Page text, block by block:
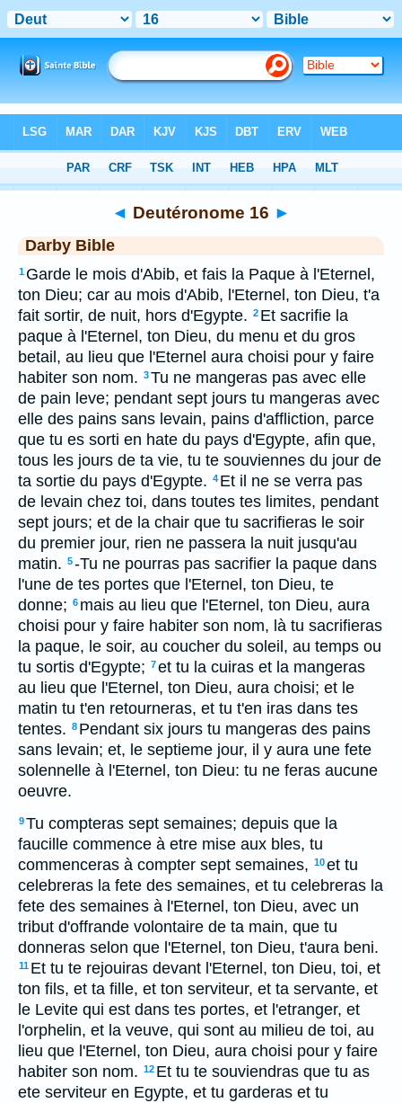
> Deutéronome 16
◄ Deutéronome 16 ►
Darby Bible
1 Garde le mois d'Abib, et fais la Paque à l'Eternel,
ton Dieu; car au mois d'Abib, l'Eternel, ton Dieu, t'a
fait sortir, de nuit, hors d'Egypte. 2 Et sacrifie la
paque à l'Eternel, ton Dieu, du menu et du gros
betail, au lieu que l'Eternel aura choisi pour y faire
habiter son nom. 3Tu ne mangeras pas avec elle
de pain leve; pendant sept jours tu mangeras avec
elle des pains sans levain, pains d'affliction, parce
que tu es sorti en hate du pays d'Egypte, afin que,
tous les jours de ta vie, tu te souviennes du jour de
ta sortie du pays d'Egypte. 4 Et il ne se verra pas
de levain chez toi, dans toutes tes limites, pendant
sept jours; et de la chair que tu sacrifieras le soir
du premier jour, rien ne passera la nuit jusqu'au
matin. 5-Tu ne pourras pas sacrifier la paque dans
l'une de tes portes que l'Eternel, ton Dieu, te
donne; 6 mais au lieu que l'Eternel, ton Dieu, aura
choisi pour y faire habiter son nom, là tu sacrifieras
la paque, le soir, au coucher du soleil, au temps ou
tu sortis d'Egypte; 7et tu la cuiras et la mangeras
au lieu que l'Eternel, ton Dieu, aura choisi; et le
matin tu t'en retourneras, et tu t'en iras dans tes
tentes. 8 Pendant six jours tu mangeras des pains
sans levain; et, le septieme jour, il y aura une fete
solennelle à l'Eternel, ton Dieu: tu ne feras aucune
oeuvre.
9Tu compteras sept semaines; depuis que la
faucille commence à etre mise aux bles, tu
commenceras à compter sept semaines, 10et tu
celebreras la fete des semaines, et tu celebreras la
fete des semaines à l'Eternel, ton Dieu, avec un
tribut d'offrande volontaire de ta main, que tu
donneras selon que l'Eternel, ton Dieu, t'aura beni.
11 Et tu te rejouiras devant l'Eternel, ton Dieu, toi, et
ton fils, et ta fille, et ton serviteur, et ta servante, et
le Levite qui est dans tes portes, et l'etranger, et
l'orphelin, et la veuve, qui sont au milieu de toi, au
lieu que l'Eternel, ton Dieu, aura choisi pour y faire
habiter son nom. 12 Et tu te souviendras que tu as
ete serviteur en Egypte, et tu garderas et tu